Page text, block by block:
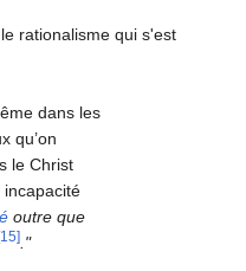
rationalisme qui s'est
dans les
qu’on
le Christ
incapacité
outre que
."